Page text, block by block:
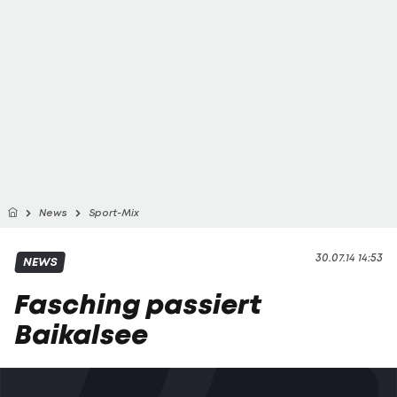
News Sport-Mix
30.07.14 14:53
NEWS
Fasching passiert
Baikalsee